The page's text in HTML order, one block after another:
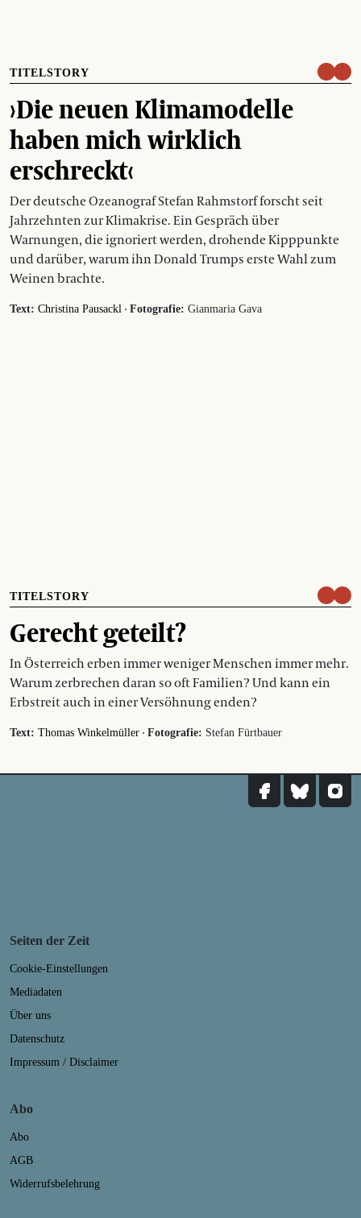
TITELSTORY
›Die neuen Klimamodelle
haben mich wirklich
erschreckt‹
Der deutsche Ozeanograf Stefan Rahmstorf forscht seit
Jahrzehnten zur Klimakrise. Ein Gespräch über
Warnungen, die ignoriert werden, drohende Kipppunkte
und darüber, warum ihn Donald Trumps erste Wahl zum
Weinen brachte.
Text: Christina Pausackl · Fotografie: Gianmaria Gava
TITELSTORY
Gerecht geteilt?
In Österreich erben immer weniger Menschen immer mehr.
Warum zerbrechen daran so oft Familien? Und kann ein
Erbstreit auch in einer Versöhnung enden?
Text: Thomas Winkelmüller · Fotografie: Stefan Fürtbauer
Seiten der Zeit
Cookie-Einstellungen
Mediadaten
Über uns
Datenschutz
Impressum / Disclaimer
Abo
Abo
AGB
Widerrufsbelehrung